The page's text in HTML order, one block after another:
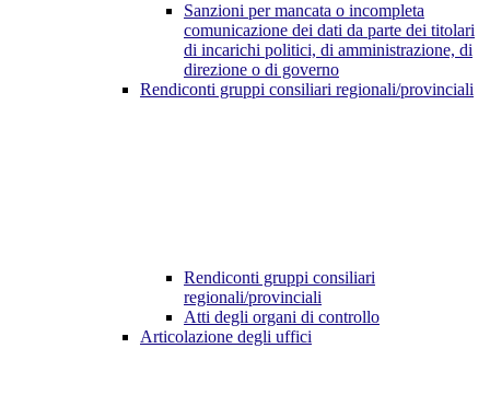
Sanzioni per mancata o incompleta
comunicazione dei dati da parte dei titolari
di incarichi politici, di amministrazione, di
direzione o di governo
Rendiconti gruppi consiliari regionali/provinciali
Rendiconti gruppi consiliari
regionali/provinciali
Atti degli organi di controllo
Articolazione degli uffici